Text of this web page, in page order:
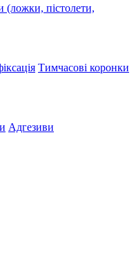
(ложки, пістолети,
Тимчасові коронки
Адгезиви